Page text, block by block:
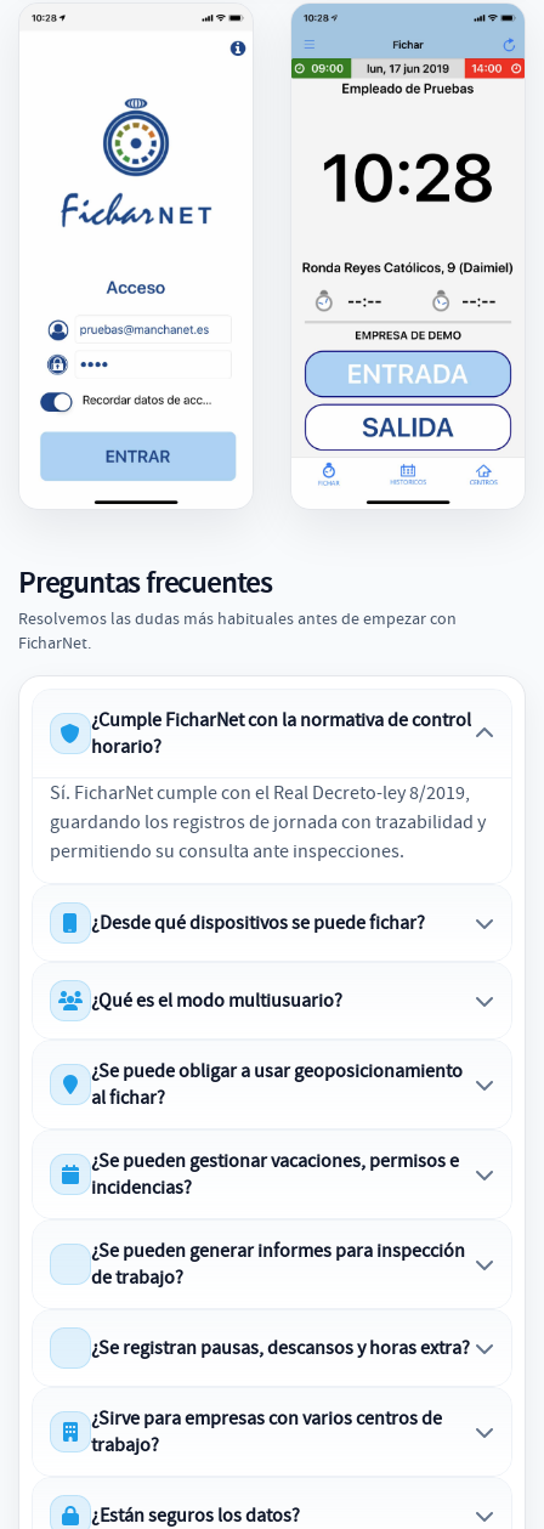
Preguntas frecuentes
Resolvemos las dudas más habituales antes de empezar con
FicharNet.
¿Cumple FicharNet con la normativa de control
horario?
Sí. FicharNet cumple con el Real Decreto-ley 8/2019,
guardando los registros de jornada con trazabilidad y
permitiendo su consulta ante inspecciones.
¿Desde qué dispositivos se puede fichar?
¿Qué es el modo multiusuario?
¿Se puede obligar a usar geoposicionamiento
al fichar?
¿Se pueden gestionar vacaciones, permisos e
incidencias?
¿Se pueden generar informes para inspección
de trabajo?
¿Se registran pausas, descansos y horas extra?
¿Sirve para empresas con varios centros de
trabajo?
¿Están seguros los datos?